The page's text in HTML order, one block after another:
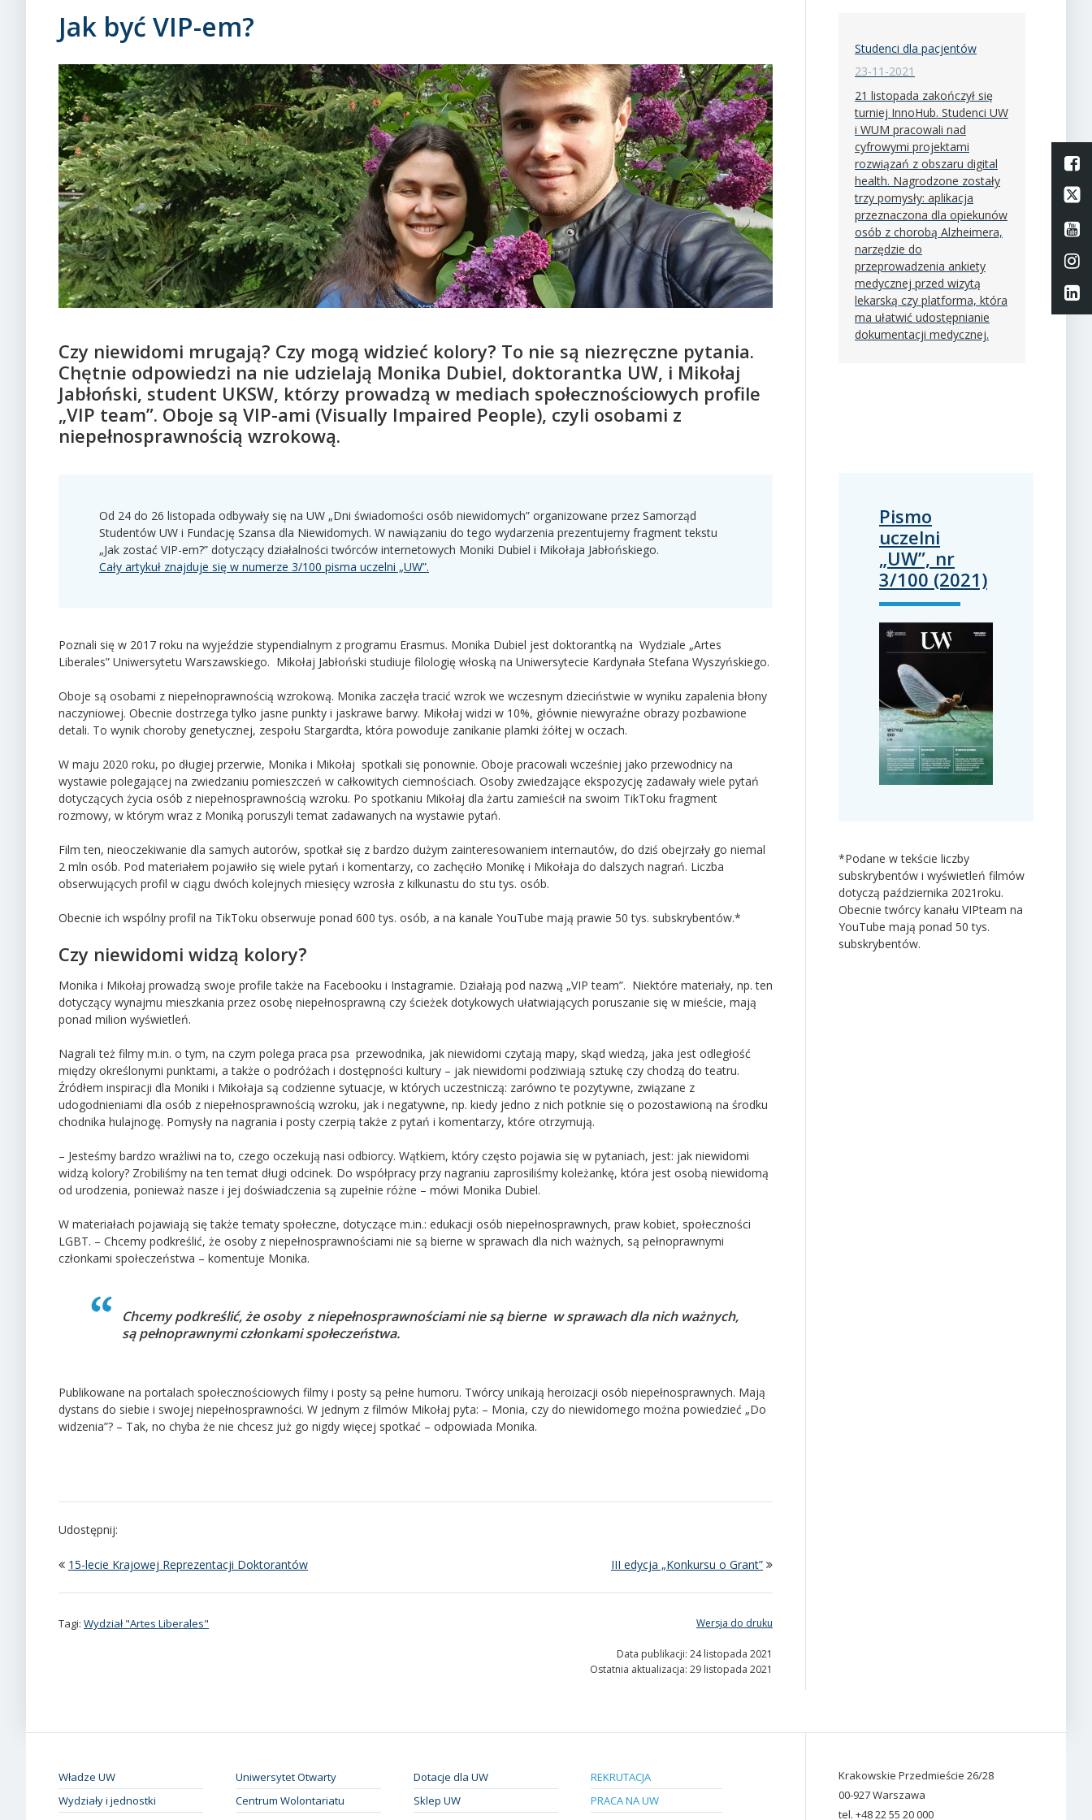
Jak być VIP-em?
Czy niewidomi mrugają? Czy mogą widzieć kolory? To nie są niezręczne pytania.
Chętnie odpowiedzi na nie udzielają Monika Dubiel, doktorantka UW, i Mikołaj
Jabłoński, student UKSW, którzy prowadzą w mediach społecznościowych profile
„VIP team”. Oboje są VIP-ami (Visually Impaired People), czyli osobami z
niepełnosprawnością wzrokową.
Od 24 do 26 listopada odbywały się na UW „Dni świadomości osób niewidomych” organizowane przez Samorząd
Studentów UW i Fundację Szansa dla Niewidomych. W nawiązaniu do tego wydarzenia prezentujemy fragment tekstu
„Jak zostać VIP-em?” dotyczący działalności twórców internetowych Moniki Dubiel i Mikołaja Jabłońskiego.
Cały artykuł znajduje się w numerze 3/100 pisma uczelni „UW”.
Poznali się w 2017 roku na wyjeździe stypendialnym z programu Erasmus. Monika Dubiel jest doktorantką na Wydziale „Artes
Liberales” Uniwersytetu Warszawskiego. Mikołaj Jabłoński studiuje filologię włoską na Uniwersytecie Kardynała Stefana Wyszyńskiego.
Oboje są osobami z niepełnoprawnością wzrokową. Monika zaczęła tracić wzrok we wczesnym dzieciństwie w wyniku zapalenia błony
naczyniowej. Obecnie dostrzega tylko jasne punkty i jaskrawe barwy. Mikołaj widzi w 10%, głównie niewyraźne obrazy pozbawione
detali. To wynik choroby genetycznej, zespołu Stargardta, która powoduje zanikanie plamki żółtej w oczach.
W maju 2020 roku, po długiej przerwie, Monika i Mikołaj spotkali się ponownie. Oboje pracowali wcześniej jako przewodnicy na
wystawie polegającej na zwiedzaniu pomieszczeń w całkowitych ciemnościach. Osoby zwiedzające ekspozycję zadawały wiele pytań
dotyczących życia osób z niepełnosprawnością wzroku. Po spotkaniu Mikołaj dla żartu zamieścił na swoim TikToku fragment
rozmowy, w którym wraz z Moniką poruszyli temat zadawanych na wystawie pytań.
Film ten, nieoczekiwanie dla samych autorów, spotkał się z bardzo dużym zainteresowaniem internautów, do dziś obejrzały go niemal
2 mln osób. Pod materiałem pojawiło się wiele pytań i komentarzy, co zachęciło Monikę i Mikołaja do dalszych nagrań. Liczba
obserwujących profil w ciągu dwóch kolejnych miesięcy wzrosła z kilkunastu do stu tys. osób.
Obecnie ich wspólny profil na TikToku obserwuje ponad 600 tys. osób, a na kanale YouTube mają prawie 50 tys. subskrybentów.*
Czy niewidomi widzą kolory?
Monika i Mikołaj prowadzą swoje profile także na Facebooku i Instagramie. Działają pod nazwą „VIP team”. Niektóre materiały, np. ten
dotyczący wynajmu mieszkania przez osobę niepełnosprawną czy ścieżek dotykowych ułatwiających poruszanie się w mieście, mają
ponad milion wyświetleń.
Nagrali też filmy m.in. o tym, na czym polega praca psa przewodnika, jak niewidomi czytają mapy, skąd wiedzą, jaka jest odległość
między określonymi punktami, a także o podróżach i dostępności kultury – jak niewidomi podziwiają sztukę czy chodzą do teatru.
Źródłem inspiracji dla Moniki i Mikołaja są codzienne sytuacje, w których uczestniczą: zarówno te pozytywne, związane z
udogodnieniami dla osób z niepełnosprawnością wzroku, jak i negatywne, np. kiedy jedno z nich potknie się o pozostawioną na środku
chodnika hulajnogę. Pomysły na nagrania i posty czerpią także z pytań i komentarzy, które otrzymują.
– Jesteśmy bardzo wrażliwi na to, czego oczekują nasi odbiorcy. Wątkiem, który często pojawia się w pytaniach, jest: jak niewidomi
widzą kolory? Zrobiliśmy na ten temat długi odcinek. Do współpracy przy nagraniu zaprosiliśmy koleżankę, która jest osobą niewidomą
od urodzenia, ponieważ nasze i jej doświadczenia są zupełnie różne – mówi Monika Dubiel.
W materiałach pojawiają się także tematy społeczne, dotyczące m.in.: edukacji osób niepełnosprawnych, praw kobiet, społeczności
LGBT. – Chcemy podkreślić, że osoby z niepełnosprawnościami nie są bierne w sprawach dla nich ważnych, są pełnoprawnymi
członkami społeczeństwa – komentuje Monika.
Chcemy podkreślić, że osoby z niepełnosprawnościami nie są bierne w sprawach dla nich ważnych,
sąpełnoprawnymi członkami społeczeństwa.
Publikowane na portalach społecznościowych filmy i posty są pełne humoru. Twórcy unikają heroizacji osób niepełnosprawnych. Mają
dystans do siebie i swojej niepełnosprawności. W jednym z filmów Mikołaj pyta: – Monia, czy do niewidomego można powiedzieć „Do
widzenia”? – Tak, no chyba że nie chcesz już go nigdy więcej spotkać – odpowiada Monika.
Udostępnij:
15-lecie Krajowej Reprezentacji Doktorantów III edycja „Konkursu o Grant”
Tagi: Wydział "Artes Liberales" Wersja do druku
Data publikacji: 24 listopada 2021
Ostatnia aktualizacja: 29 listopada 2021
Studenci dla pacjentów
23-11-2021
21 listopada zakończył się
turniej InnoHub. Studenci UW
i WUM pracowali nad
cyfrowymi projektami
rozwiązań z obszaru digital
health. Nagrodzone zostały
trzy pomysły: aplikacja
przeznaczona dla opiekunów
osób z chorobą Alzheimera,
narzędzie do
przeprowadzenia ankiety
medycznej przed wizytą
lekarską czy platforma, która
ma ułatwić udostępnianie
dokumentacji medycznej.
Pismo
uczelni
„UW”, nr
3/100 (2021)
*Podane w tekście liczby
subskrybentów i wyświetleń filmów
dotyczą października 2021roku.
Obecnie twórcy kanału VIPteam na
YouTube mają ponad 50 tys.
subskrybentów.
Władze UW
Wydziały i jednostki
Uniwersytet Otwarty
Centrum Wolontariatu
Dotacje dla UW
Sklep UW
REKRUTACJA
PRACA NA UW
Krakowskie Przedmieście 26/28
00-927 Warszawa
tel. +48 22 55 20 000